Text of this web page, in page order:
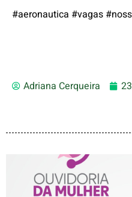
#aeronautica #vagas
Adriana Cerqueira